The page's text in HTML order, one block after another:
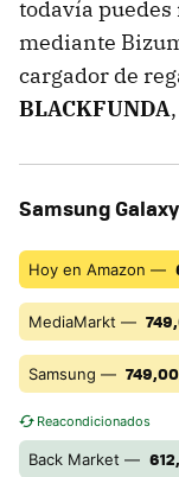
todavía
mediante
cargador de
BLACKFUNDA
Samsung
Hoy en Amazon —
MediaMarkt —
Samsung — 749,00
Reacondicionados
Back Market —